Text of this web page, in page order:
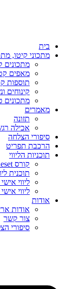
בית
מתכוני קיטו,
מתכונים
מאפים
תוספות
קינוחים
מתכונים
מאמרים
תזונה
אכילה
סיפורי הצלחה
הרכבת תפריט
תוכניות הליווי
קורס Keto Reset
תוכנית
ליווי
ליווי
אודות
אודות
צור קשר
סיפורי